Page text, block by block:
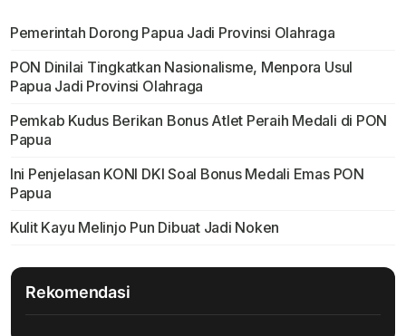
Pemerintah Dorong Papua Jadi Provinsi Olahraga
PON Dinilai Tingkatkan Nasionalisme, Menpora Usul
Papua Jadi Provinsi Olahraga
Pemkab Kudus Berikan Bonus Atlet Peraih Medali di PON
Papua
Ini Penjelasan KONI DKI Soal Bonus Medali Emas PON
Papua
Kulit Kayu Melinjo Pun Dibuat Jadi Noken
Rekomendasi